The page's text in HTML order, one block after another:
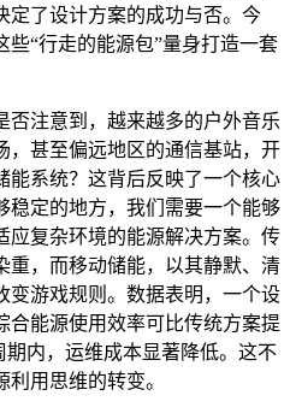
定了设计方案的成功与否。今
些“行走的能源包”量身打造一套
否注意到，越来越多的户外音乐
，甚至偏远地区的通信基站，开
能系统？这背后反映了一个核心
稳定的地方，我们需要一个能够
应复杂环境的能源解决方案。传
重，而移动储能，以其静默、清
变游戏规则。数据表明，一个设
合能源使用效率可比传统方案提
内，运维成本显著降低。这不
用思维的转变。